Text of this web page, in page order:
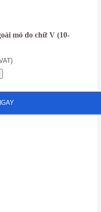
mỏ đo chữ V (10-